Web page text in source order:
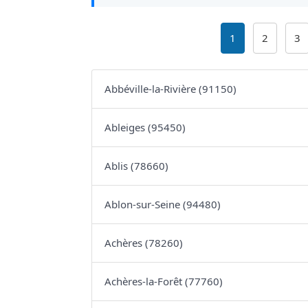
1 2 3
Abbéville-la-Rivière (91150)
Ableiges (95450)
Ablis (78660)
Ablon-sur-Seine (94480)
Achères (78260)
Achères-la-Forêt (77760)